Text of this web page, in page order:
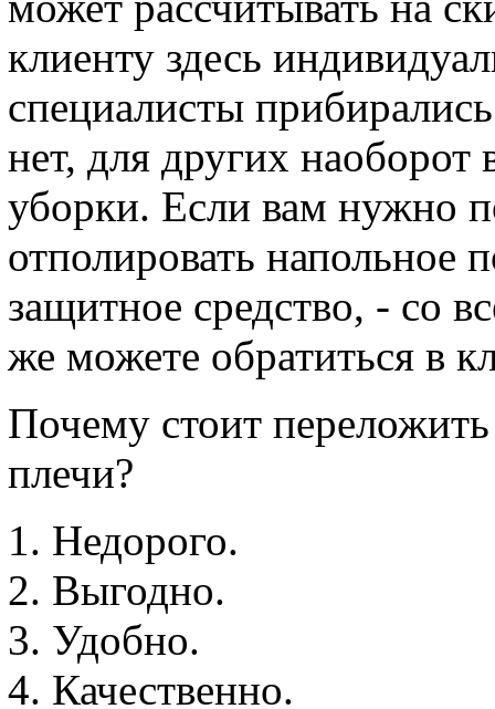
клиенту здесь
специалисты
нет, для других наоборот
уборки. Если вам нужно
отполировать напольное
защитное средство, - со
же можете обратиться в
Почему стоит
плечи?
Недорого.
Выгодно.
Удобно.
Качественно.